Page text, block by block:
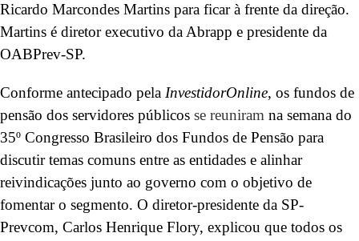
Ricardo Marcondes Martins para ficar à frente da direção.
Martins é diretor executivo da Abrapp e presidente da
OABPrev-SP.
Conforme antecipado pela InvestidorOnline, os fundos de
pensão dos servidores públicos se reuniram na semana do
35º Congresso Brasileiro dos Fundos de Pensão para
discutir temas comuns entre as entidades e alinhar
reivindicações junto ao governo com o objetivo de
fomentar o segmento. O diretor-presidente da SP-
Prevcom, Carlos Henrique Flory, explicou que todos os